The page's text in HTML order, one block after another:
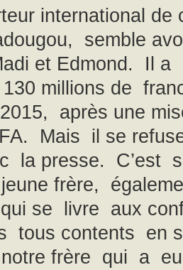
international de
semble
et Edmond. Il
130 millions de
après une
Mais il se
la presse. C’est
frère,
se livre aux
tous contents en
frère qui a